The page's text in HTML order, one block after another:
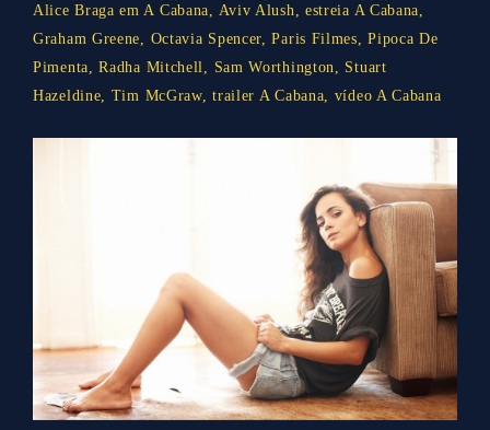
Alice Braga em A Cabana
Aviv Alush estreia A Cabana
Graham Greene
Octavia Spencer ,Paris Filmes ,Pipoca De
Pimenta ,Radha Mitchell Sam Worthington
Stuart
Hazeldine
Tim McGraw,trailer A Cabana vídeo A Cabana